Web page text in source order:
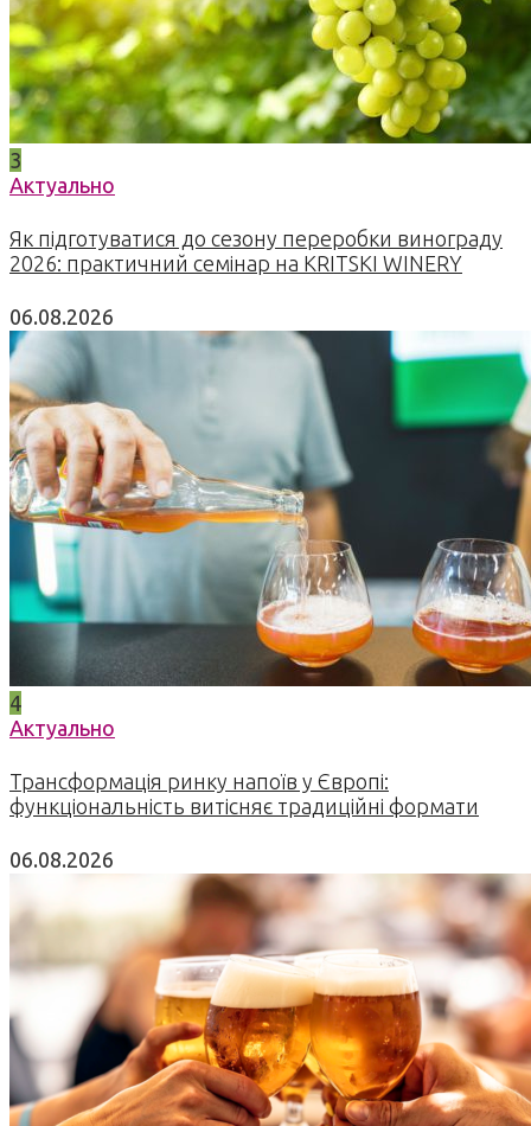
3
Актуально
Як підготуватися до сезону переробки винограду
2026: практичний семінар на KRITSKI WINERY
06.08.2026
4
Актуально
Трансформація ринку напоїв у Європі:
функціональність витісняє традиційні формати
06.08.2026